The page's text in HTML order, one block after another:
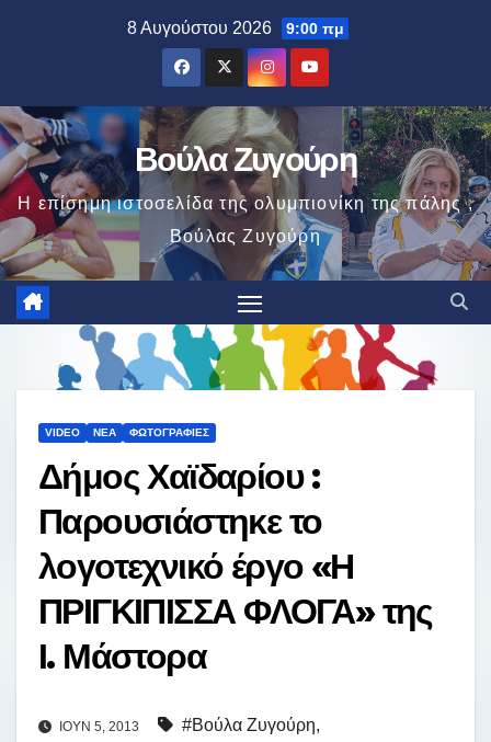
8 Αυγούστου 2026 9:00 πμ
Βούλα Ζυγούρη
Η επίσημη ιστοσελίδα της ολυμπιονίκη της πάλης ,
Βούλας Ζυγούρη
VIDEO ΝΈΑ ΦΩΤΟΓΡΑΦΊΕΣ
Δήμος Χαϊδαρίου :
Παρουσιάστηκε το
λογοτεχνικό έργο «Η
ΠΡΙΓΚΙΠΙΣΣΑ ΦΛΟΓΑ» της
Ι. Μάστορα
ΙΟΎΝ 5, 2013 #Βούλα Ζυγούρη,